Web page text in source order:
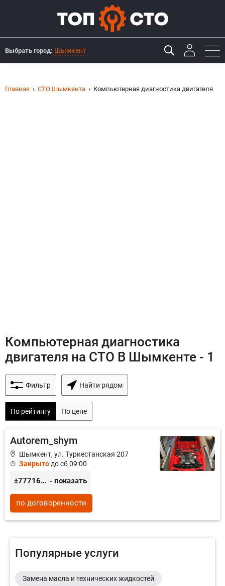
Выбрать город: Шымкент
Главная СТО Шымкента Компьютерная диагностика двигателя
Компьютерная диагностика
двигателя на СТО В Шымкенте - 1
Фильтр Найти рядом
По рейтингу По цене
Autorem_shym
Шымкент, ул. Туркестанская 207
Закрыто до сб 09:00
±77716480666 - показать
по договоренности
Популярные услуги
Замена масла и технических жидкостей